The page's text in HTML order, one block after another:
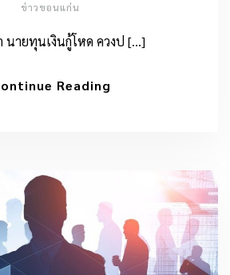
ข่าวขอนแก่น
นายทุนเงินกู้โหด ควงป […]
Reading